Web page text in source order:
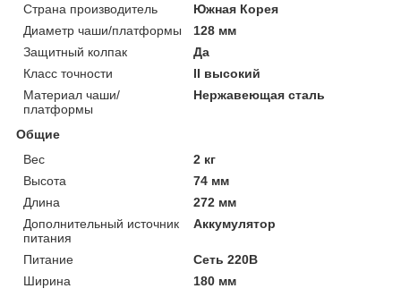
Страна производитель
Южная Корея
Диаметр чаши/платформы
128 мм
Защитный колпак
Да
Класс точности
II высокий
Материал чаши/
платформы
Нержавеющая сталь
Общие
Вес
2 кг
Высота
74 мм
Длина
272 мм
Дополнительный источник
питания
Аккумулятор
Питание
Сеть 220В
Ширина
180 мм